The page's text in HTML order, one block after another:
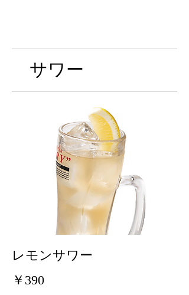
サワー
レモンサワー
￥390